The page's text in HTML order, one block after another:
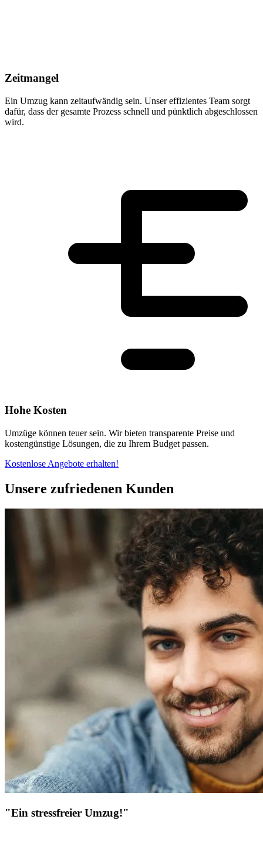
Zeitmangel
Ein Umzug kann zeitaufwändig sein. Unser effizientes Team sorgt
dafür, dass der gesamte Prozess schnell und pünktlich abgeschlossen
wird.
Hohe Kosten
Umzüge können teuer sein. Wir bieten transparente Preise und
kostengünstige Lösungen, die zu Ihrem Budget passen.
Kostenlose Angebote erhalten!
Unsere zufriedenen Kunden
"Ein stressfreier Umzug!"